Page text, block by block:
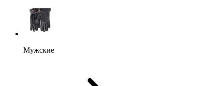
Мужские